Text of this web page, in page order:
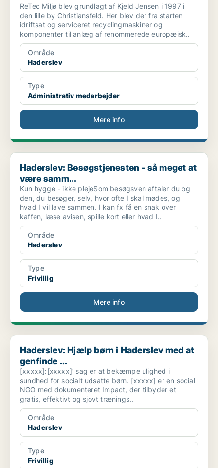
ReTec Miljø blev grundlagt af Kjeld Jensen i 1997 i
den lille by Christiansfeld. Her blev der fra starten
idriftsat og serviceret recyclingmaskiner og
komponenter til anlæg af renommerede europæisk..
Område
Haderslev
Type
Administrativ medarbejder
Mere info
Haderslev: Besøgstjenesten - så meget at være samm...
Haderslev: Besøgstjenesten - så meget at
være samm...
Kun hygge - ikke plejeSom besøgsven aftaler du og
den, du besøger, selv, hvor ofte I skal mødes, og
hvad I vil lave sammen. I kan fx få en snak over
kaffen, læse avisen, spille kort eller hvad I..
Område
Haderslev
Type
Frivillig
Mere info
Haderslev: Hjælp børn i Haderslev med at genfinde ...
Haderslev: Hjælp børn i Haderslev med at
genfinde ...
[xxxxx]:[xxxxx]’ sag er at bekæmpe ulighed i
sundhed for socialt udsatte børn. [xxxxx] er en social
NGO med dokumenteret Impact, der tilbyder et
gratis, effektivt og sjovt trænings..
Område
Haderslev
Type
Frivillig